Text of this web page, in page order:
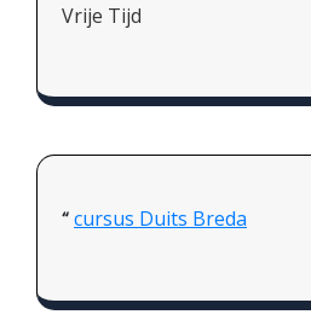
Vrije Tijd
cursus Duits Breda